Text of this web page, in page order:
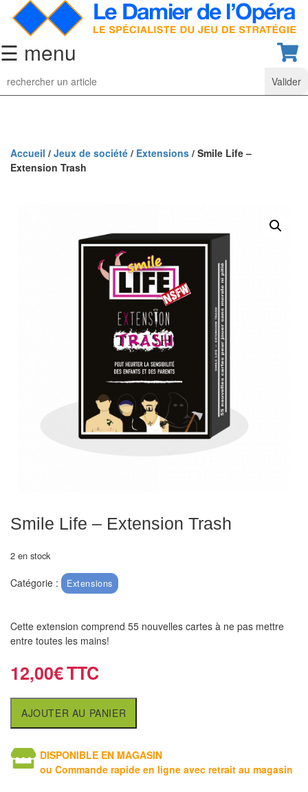
☰ menu
Jeu
d’Echecs
collection
électroniques
Ecoles
clubs
Echiquiers
air
Echiquier
pour
aveugles
Logiciels
d'échecs
Accueil / Jeux de société / Extensions / Smile Life –
Extension Trash
Smile Life – Extension Trash
2 en stock
Catégorie : Extensions
Cette extension comprend 55 nouvelles cartes à ne pas mettre
entre toutes les mains!
12,00€
AJOUTER AU PANIER
DISPONIBLE EN MAGASIN
ou Commande rapide en ligne avec retrait au magasin